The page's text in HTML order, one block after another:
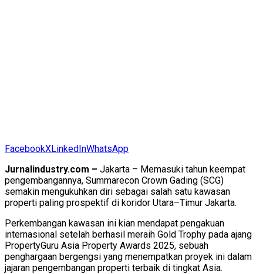
FacebookXLinkedInWhatsApp
Jurnalindustry.com – Jakarta – Memasuki tahun keempat
pengembangannya, Summarecon Crown Gading (SCG)
semakin mengukuhkan diri sebagai salah satu kawasan
properti paling prospektif di koridor Utara–Timur Jakarta.
Perkembangan kawasan ini kian mendapat pengakuan
internasional setelah berhasil meraih Gold Trophy pada ajang
PropertyGuru Asia Property Awards 2025, sebuah
penghargaan bergengsi yang menempatkan proyek ini dalam
jajaran pengembangan properti terbaik di tingkat Asia.